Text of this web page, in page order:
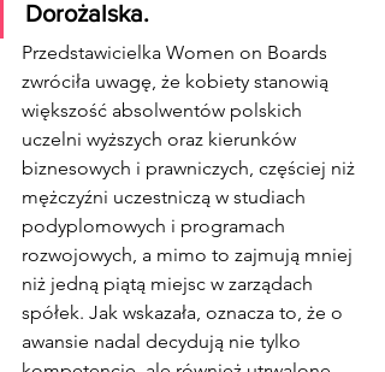
Dorożalska.
Przedstawicielka Women on Boards
zwróciła uwagę, że kobiety stanowią
większość absolwentów polskich
uczelni wyższych oraz kierunków
biznesowych i prawniczych, częściej niż
mężczyźni uczestniczą w studiach
podyplomowych i programach
rozwojowych, a mimo to zajmują mniej
niż jedną piątą miejsc w zarządach
spółek. Jak wskazała, oznacza to, że o
awansie nadal decydują nie tylko